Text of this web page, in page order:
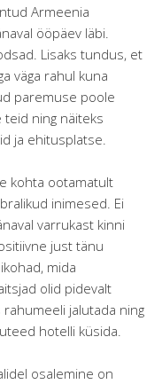
Armeenia
ööpäev läbi.
Lisaks tundus, et
väga rahul kuna
paremuse poole
teid ning näiteks
ja ehitusplatse.
kohta ootamatult
inimesed. Ei
varrukast kinni
just tänu
mida
olid pidevalt
rahumeeli jalutada ning
hotelli küsida.
osalemine on